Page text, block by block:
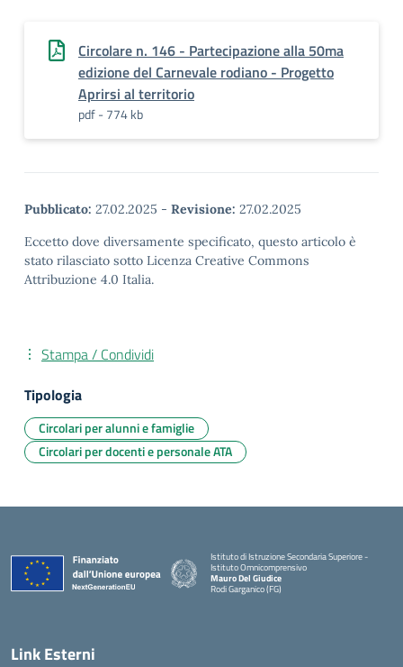
Circolare n. 146 - Partecipazione alla 50ma
edizione del Carnevale rodiano - Progetto
Aprirsi al territorio
pdf - 774 kb
Pubblicato: 27.02.2025 - Revisione: 27.02.2025
Eccetto dove diversamente specificato, questo articolo è
stato rilasciato sotto Licenza Creative Commons
Attribuzione 4.0 Italia.
Stampa / Condividi
Tipologia
Circolari per alunni e famiglie
Circolari per docenti e personale ATA
Istituto di Istruzione Secondaria Superiore -
Istituto Omnicomprensivo
Mauro Del Giudice
Rodi Garganico (FG)
— Visita la pagina iniziale della scuola
Link Esterni